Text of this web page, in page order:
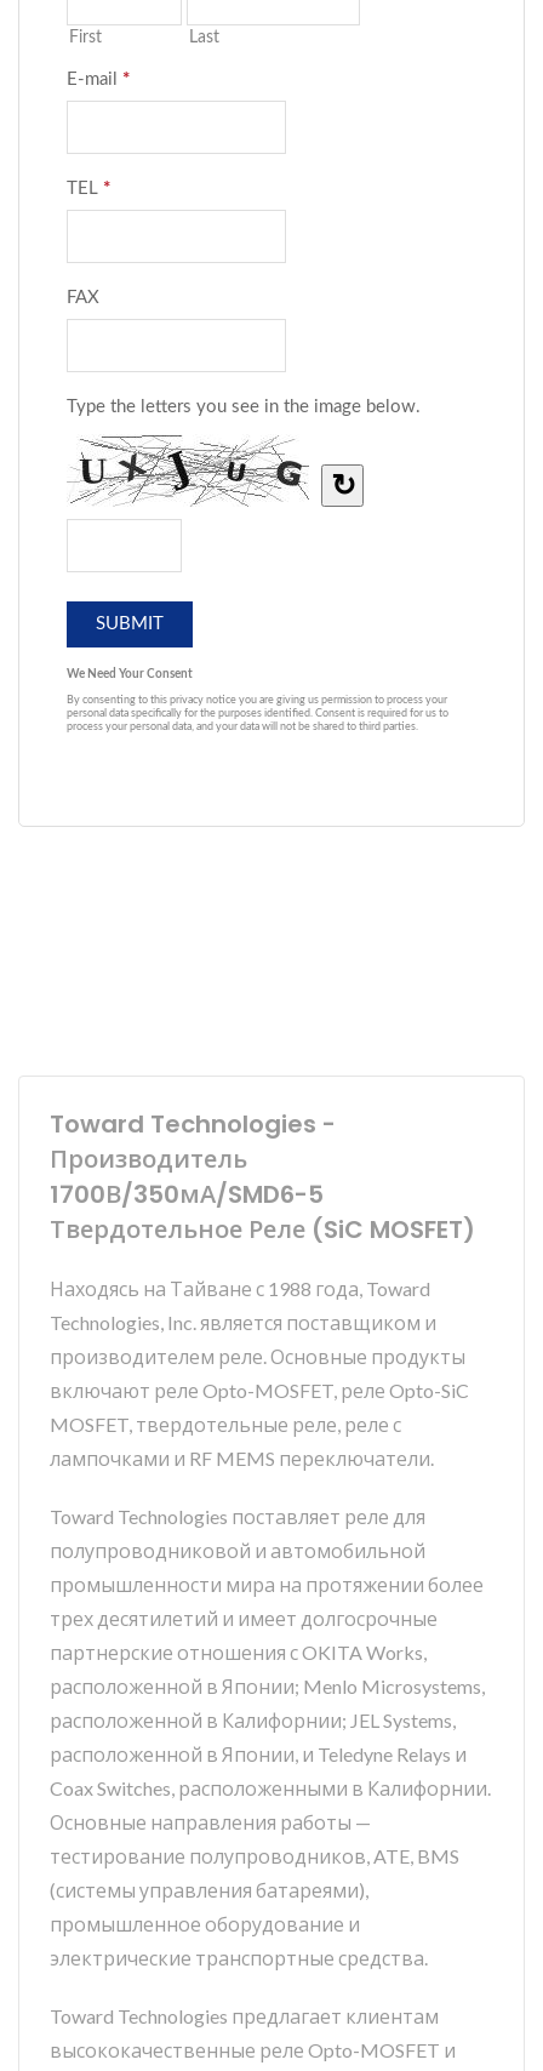
Toward Technologies -
Производитель
1700В/350мА/SMD6-5
Твердотельное Реле (SiC MOSFET)
Находясь на Тайване с 1988 года, Toward
Technologies, Inc. является поставщиком и
производителем реле. Основные продукты
включают реле Opto-MOSFET, реле Opto-SiC
MOSFET, твердотельные реле, реле с
лампочками и RF MEMS переключатели.
Toward Technologies поставляет реле для
полупроводниковой и автомобильной
промышленности мира на протяжении более
трех десятилетий и имеет долгосрочные
партнерские отношения с OKITA Works,
расположенной в Японии; Menlo Microsystems,
расположенной в Калифорнии; JEL Systems,
расположенной в Японии, и Teledyne Relays и
Coax Switches, расположенными в Калифорнии.
Основные направления работы —
тестирование полупроводников, ATE, BMS
(системы управления батареями),
промышленное оборудование и
электрические транспортные средства.
Toward Technologies предлагает клиентам
высококачественные реле Opto-MOSFET и